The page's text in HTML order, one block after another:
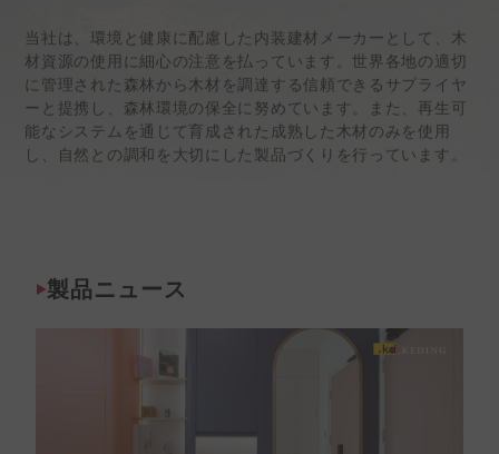
当社は、環境と健康に配慮した内装建材メーカーとして、木
材資源の使用に細心の注意を払っています。世界各地の適切
に管理された森林から木材を調達する信頼できるサプライヤ
ーと提携し、森林環境の保全に努めています。また、再生可
能なシステムを通じて育成された成熟した木材のみを使用
し、自然との調和を大切にした製品づくりを行っています。
製品ニュース